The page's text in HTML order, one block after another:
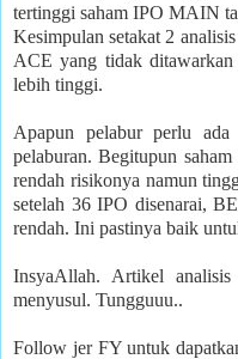
tertinggi saham IPO MAIN
Kesimpulan setakat 2
ACE yang tidak
lebih tinggi.
Apapun pelabur perlu ada
pelaburan. Begitupun
rendah risikonya namun
setelah 36 IPO disenarai,
rendah. Ini pastinya baik
InsyaAllah. Artikel
menyusul. Tungguuu..
Follow jer FY untuk